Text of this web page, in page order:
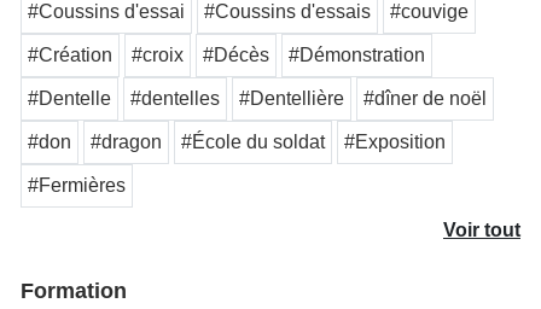
#Coussins d'essai #Coussins d'essais #couvige
#Création #croix #Décès #Démonstration
#Dentelle #dentelles #Dentellière #dîner de noël
#don #dragon #École du soldat #Exposition
#Fermières
Voir tout
Formation